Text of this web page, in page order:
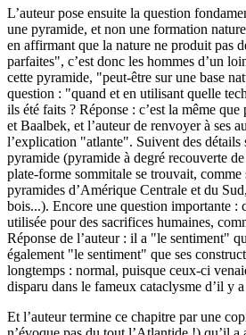
L’auteur pose ensuite la question
une pyramide, et non une formation
en affirmant que la nature ne produit pas
parfaites", c’est donc les hommes d’un
cette pyramide, "peut-être sur une base
question : "quand et en utilisant quelle
ils été faits ? Réponse : c’est la même
et Baalbek, et l’auteur de renvoyer à ses
l’explication "atlante". Suivent des détails
pyramide (pyramide à degré recouverte
plate-forme sommitale se trouvait, comme
pyramides d’Amérique Centrale et du
bois...). Encore une question importante :
utilisée pour des sacrifices humaines,
Réponse de l’auteur : il a "le sentiment"
également "le sentiment" que ses
longtemps : normal, puisque ceux-ci
disparu dans le fameux cataclysme d’il y
Et l’auteur termine ce chapitre par une